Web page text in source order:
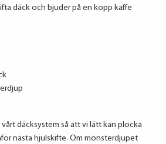
däck och bjuder på en kopp kaffe
däcksystem så att vi lätt kan plocka
nästa hjulskifte. Om mönsterdjupet